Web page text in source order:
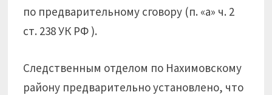
по предварительному сговору (п. «а» ч. 2
ст. 238 УК РФ ).
Следственным отделом по Нахимовскому
району предварительно установлено, что